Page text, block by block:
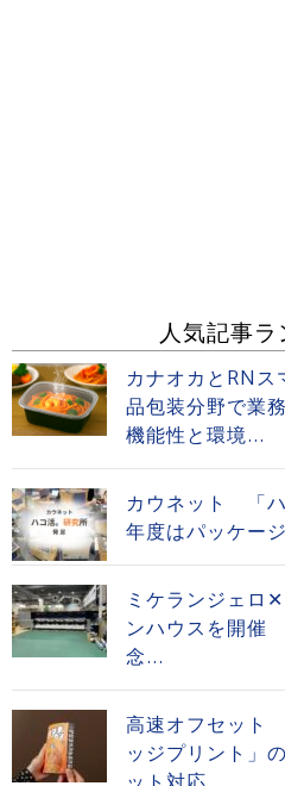
人気記事
カナオカとRN
品包装分野で業
機能性と環境...
カウネット 「
年度はパッケー
ミケランジェ
ンハウスを開
念...
高速オフセット
ッジプリント」
ット対応